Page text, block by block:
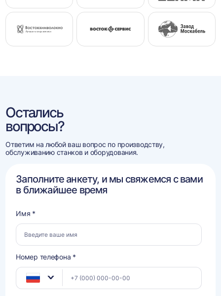
Остались
вопросы?
Ответим на любой ваш вопрос по производству,
обслуживанию станков и оборудования.
Заполните анкету, и мы свяжемся с вами
в ближайшее время
Имя *
Номер телефона *